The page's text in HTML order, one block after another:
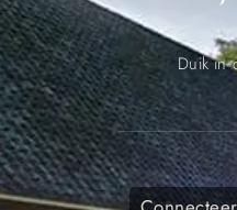
Duik in